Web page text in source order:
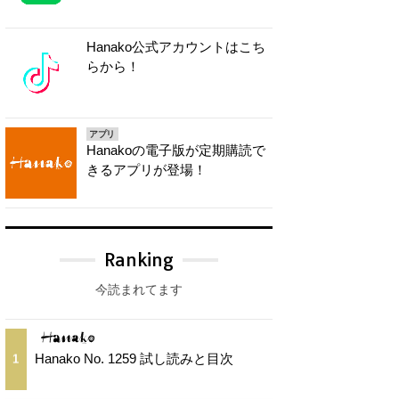
Hanako公式アカウントはこち
らから！
アプリ
Hanakoの電子版が定期購読で
きるアプリが登場！
Ranking
今読まれてます
1 Hanako No. 1259 試し読みと目次